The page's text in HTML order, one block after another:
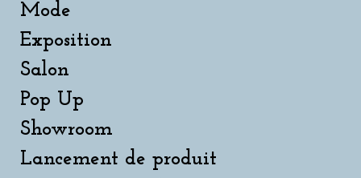
Mode
Exposition
Salon
Pop Up
Showroom
Lancement de produit